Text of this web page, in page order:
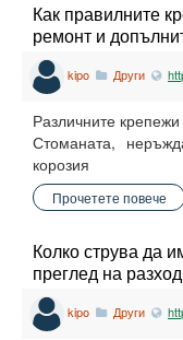
Как правилните
ремонт и
kipo Други
Различните
Стоманата,
корозия
Прочетете повече
Колко струва да
преглед на
kipo Други